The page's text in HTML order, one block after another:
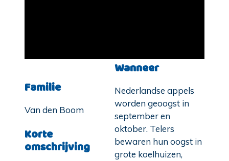
Familie
Van den Boom
Korte
omschrijving
Wanneer
Nederlandse appels
worden geoogst in
september en
oktober. Telers
bewaren hun oogst in
grote koelhuizen,